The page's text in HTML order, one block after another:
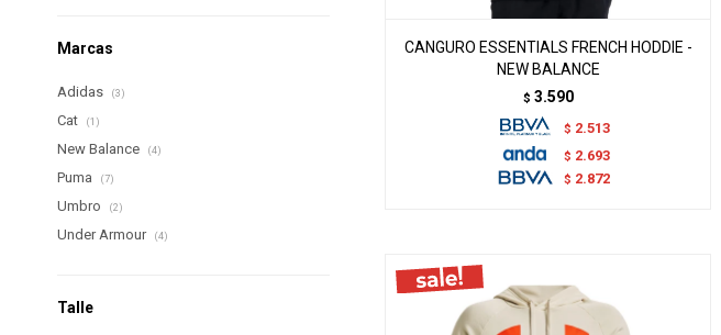
CANGURO ESSENTIALS FRENCH HODDIE -
NEW BALANCE
$ 3.590
$ 2.513
$ 2.693
$ 2.872
Marcas
Adidas (3)
Cat (1)
New Balance (4)
Puma (7)
Umbro (2)
Under Armour (4)
Talle